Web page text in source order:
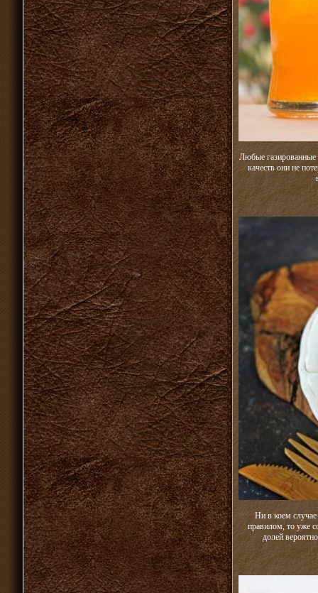
Любые газированные
качеств они не
Ни в коем
правилом, то уже
долей